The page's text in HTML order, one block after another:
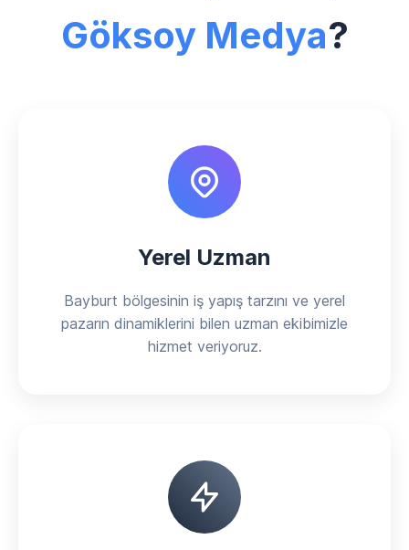
Göksoy Medya?
Yerel Uzman
Bayburt bölgesinin iş yapış tarzını ve yerel
pazarın dinamiklerini bilen uzman ekibimizle
hizmet veriyoruz.